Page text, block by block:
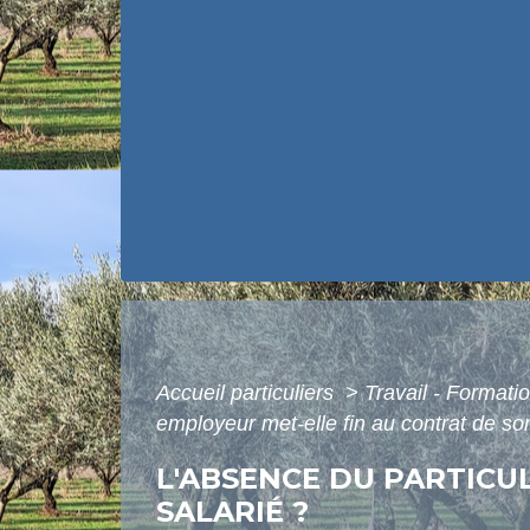
Accueil particuliers> Travail -
employeur met-elle fin au contrat de
L'ABSENCE DU
SALARIÉ ?